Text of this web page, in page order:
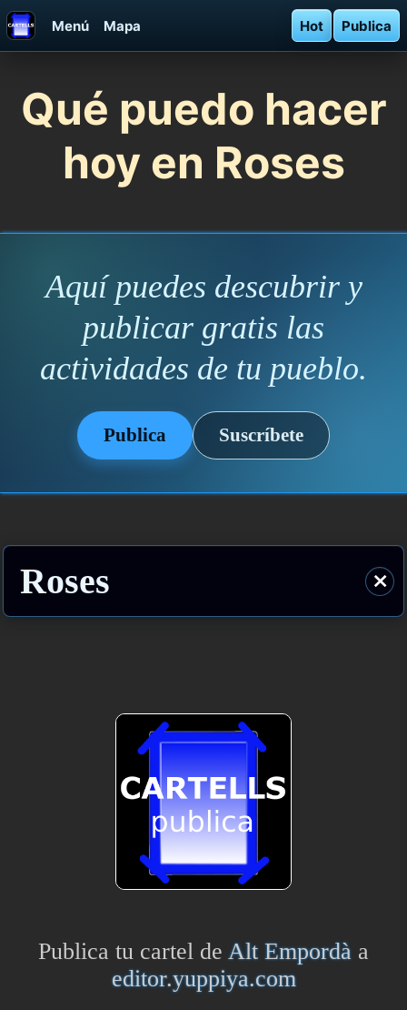
Menú Mapa Hot Publica
Qué puedo hacer
hoy en Roses
Aquí puedes descubrir y
publicar gratis las
actividades de tu pueblo.
Publica Suscríbete
Roses ⨯
Publica tu cartel de Alt Empordà a
editor.yuppiya.com